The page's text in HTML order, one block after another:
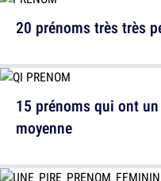
20 prénoms très très
15 prénoms qui ont
moyenne